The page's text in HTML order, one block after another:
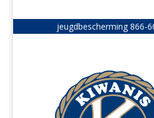
jeugdbescherming 866-